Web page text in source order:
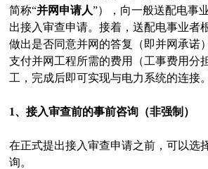
简称“并网申请人”），向一般送配电事
出接入审查申请。接着，送配电事业者
做出是否同意并网的答复（即并网承诺
支付并网工程所需的费用（工事费用分
工，完成后即可实现与电力系统的连接。
1、接入审查前的事前咨询（非强制）
在正式提出接入审查申请之前，可以选
询。